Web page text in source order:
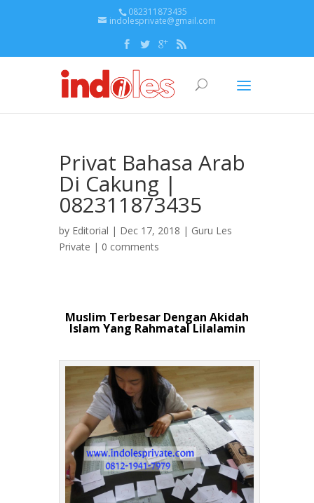
082311873435
indolesprivate@gmail.com
Privat Bahasa Arab
Di Cakung |
082311873435
by Editorial | Dec 17, 2018 | Guru Les
Private | 0 comments
Muslim Terbesar Dengan Akidah
Islam Yang Rahmatal Lilalamin